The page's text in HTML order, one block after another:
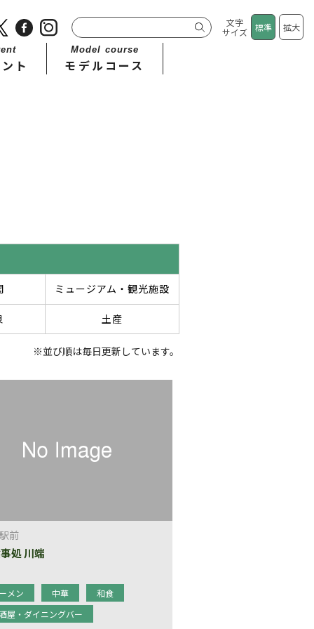
文字
サイズ
標準 拡大
ト
Model course
モデルコース
ミュージアム・観光施設
土産
※並び順は毎日更新しています。
前
処 川端
メン 中華
和食
屋・ダイニングバー